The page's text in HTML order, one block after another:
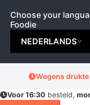
Choose your
Foodie
NEDERLANDS
de
Wegens
Voor 16:30 besteld,